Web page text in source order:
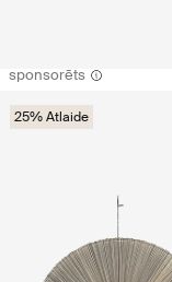
sponsorēts
25% Atlaide